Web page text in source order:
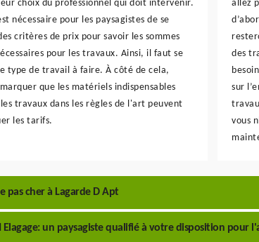
choix du professionnel qui doit intervenir.
nécessaire pour les paysagistes de se
critères de prix pour savoir les sommes
pour les travaux. Ainsi, il faut se
type de travail à faire. À côté de cela,
que les matériels indispensables
travaux dans les règles de l'art peuvent
les tarifs.
allez
des
sur
vous
pas cher à Lagarde D Apt
Elagage: un paysagiste qualifié à votre disposition pour